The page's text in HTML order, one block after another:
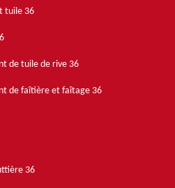
tuile 36
de tuile de rive 36
de faîtière et faîtage 36
36